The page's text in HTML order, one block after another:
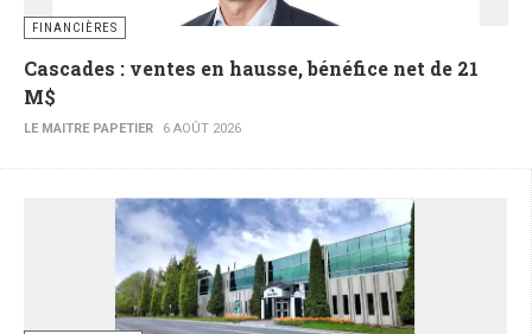
FINANCIÈRES
Cascades : ventes en hausse, bénéfice net de 21
M$
LE MAITRE PAPETIER 6 AOÛT 2026